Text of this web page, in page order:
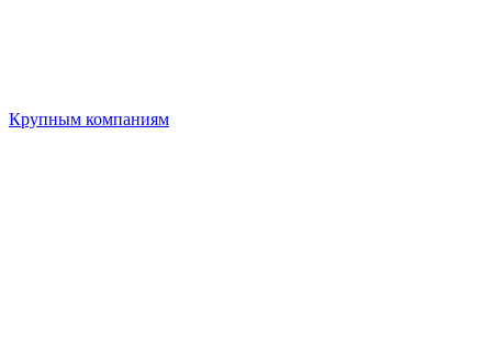
Крупным компаниям